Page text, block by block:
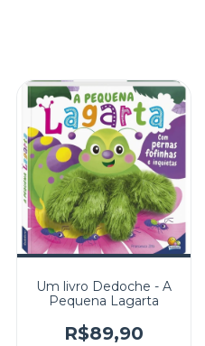
Um livro Dedoche - A
Pequena Lagarta
R$89,90